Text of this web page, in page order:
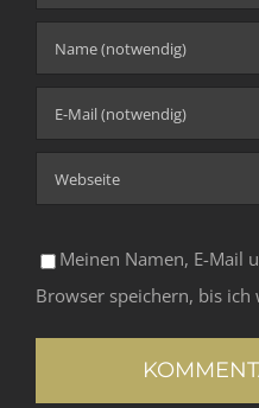
Meinen Namen, E-Mail
Browser speichern, bis